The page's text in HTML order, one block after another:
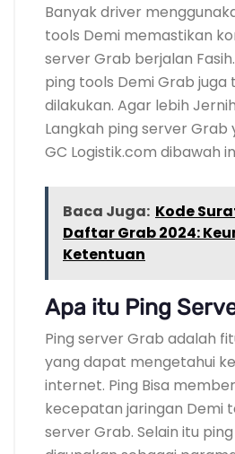
Banyak driver
tools Demi memastikan
server Grab berjalan
ping tools Demi Grab
dilakukan. Agar lebih
Langkah ping server Grab
GC Logistik.com dibawah
Baca Juga: Kode
Daftar Grab 2024:
Ketentuan
Apa itu Ping
Ping server Grab adalah
yang dapat mengetahui
internet. Ping Bisa
kecepatan jaringan Demi
server Grab. Selain itu